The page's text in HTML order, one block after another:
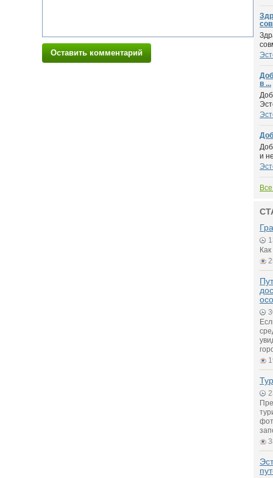
Оставить комментарий
в ...
и